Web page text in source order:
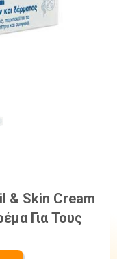
& Skin Cream
Για Τους